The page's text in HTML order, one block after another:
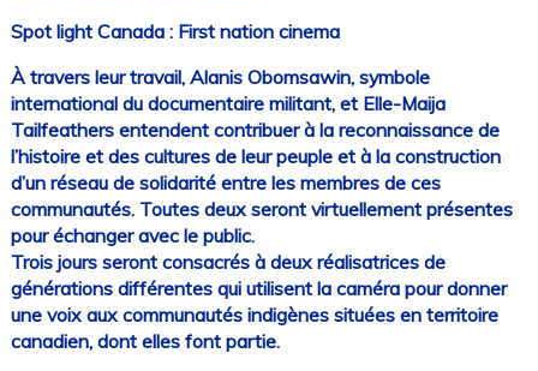
Spot light Canada : First nation cinema
À travers leur travail, Alanis Obomsawin, symbole
international du documentaire militant, et Elle-Maija
Tailfeathers entendent contribuer à la reconnaissance de
l’histoire et des cultures de leur peuple et à la construction
d’un réseau de solidarité entre les membres de ces
communautés. Toutes deux seront virtuellement présentes
pour échanger avec le public.
Trois jours seront consacrés à deux réalisatrices de
générations différentes qui utilisent la caméra pour donner
une voix aux communautés indigènes situées en territoire
canadien, dont elles font partie.